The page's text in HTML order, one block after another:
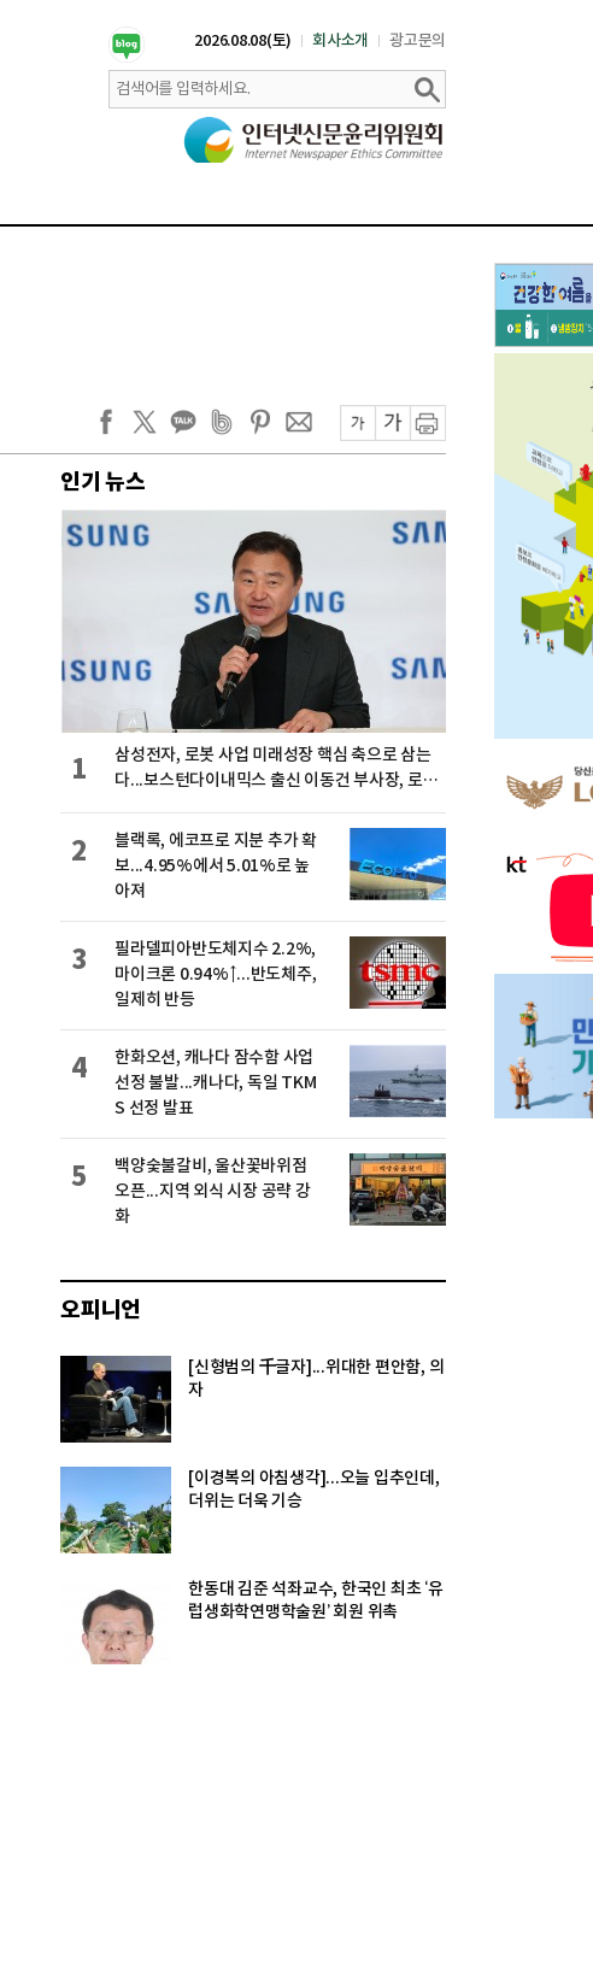
2026.08.08(토) 회사소개 광고문의
인기 뉴스
삼성전자, 로봇 사업 미래성장 핵심 축으로 삼는
다...보스턴다이내믹스 출신 이동건 부사장, 로보
1
블랙록, 에코프로 지분 추가 확
보...4.95%에서 5.01%로 높
아져
2
필라델피아반도체지수 2.2%,
마이크론 0.94%↑...반도체주,
일제히 반등
3
한화오션, 캐나다 잠수함 사업
선정 불발...캐나다, 독일 TKM
S 선정 발표
4
백양숯불갈비, 울산꽃바위점
오픈...지역 외식 시장 공략 강
화
5
오피니언
[신형범의 千글자]...위대한 편안함, 의
자
[이경복의 아침생각]...오늘 입추인데,
더위는 더욱 기승
한동대 김준 석좌교수, 한국인 최초 ‘유
럽생화학연맹학술원’ 회원 위촉